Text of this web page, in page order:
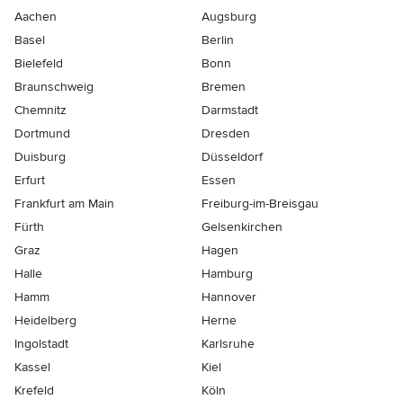
Aachen
Augsburg
Basel
Berlin
Bielefeld
Bonn
Braunschweig
Bremen
Chemnitz
Darmstadt
Dortmund
Dresden
Duisburg
Düsseldorf
Erfurt
Essen
Frankfurt am Main
Freiburg-im-Breisgau
Fürth
Gelsenkirchen
Graz
Hagen
Halle
Hamburg
Hamm
Hannover
Heidelberg
Herne
Ingolstadt
Karlsruhe
Kassel
Kiel
Krefeld
Köln